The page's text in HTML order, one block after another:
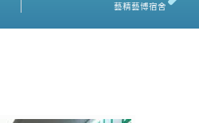
藝精藝博宿舍